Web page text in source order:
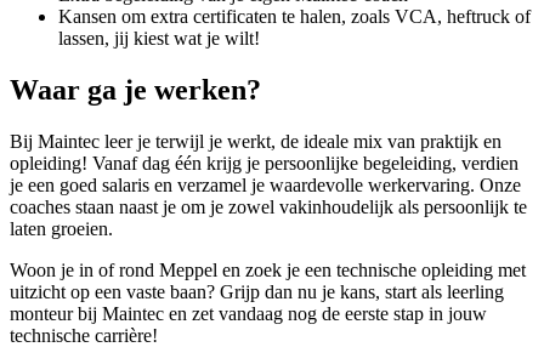
Kansen om extra certificaten te halen, zoals VCA, heftruck of
lassen, jij kiest wat je wilt!
Waar ga je werken?
Bij Maintec leer je terwijl je werkt, de ideale mix van praktijk en
opleiding! Vanaf dag één krijg je persoonlijke begeleiding, verdien
je een goed salaris en verzamel je waardevolle werkervaring. Onze
coaches staan naast je om je zowel vakinhoudelijk als persoonlijk te
laten groeien.
Woon je in of rond Meppel en zoek je een technische opleiding met
uitzicht op een vaste baan? Grijp dan nu je kans, start als leerling
monteur bij Maintec en zet vandaag nog de eerste stap in jouw
technische carrière!